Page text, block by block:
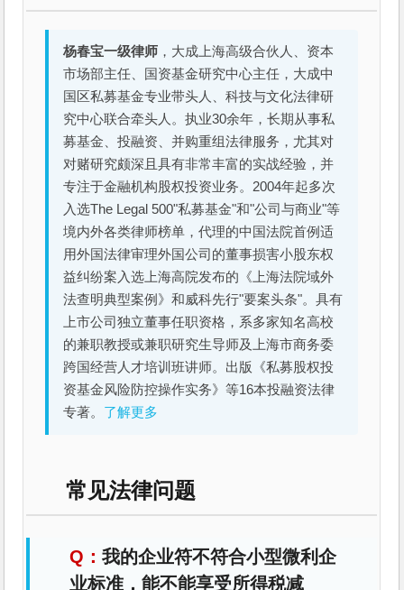
杨春宝一级律师 ，大成上海高级合伙人、资本
市场部主任、国资基金研究中心主任，大成中
国区私募基金专业带头人、科技与文化法律研
究中心联合牵头人。执业30余年，长期从事私
募基金、投融资、并购重组法律服务，尤其对
对赌研究颇深且具有非常丰富的实战经验，并
专注于金融机构股权投资业务。2004年起多次
入选The Legal 500"私募基金"和"公司与商业"等
境内外各类律师榜单，代理的中国法院首例适
用外国法律审理外国公司的董事损害小股东权
益纠纷案入选上海高院发布的《上海法院域外
法查明典型案例》和威科先行"要案头条"。具有
上市公司独立董事任职资格，系多家知名高校
的兼职教授或兼职研究生导师及上海市商务委
跨国经营人才培训班讲师。出版《私募股权投
资基金风险防控操作实务》等16本投融资法律
专著。 了解更多
常见法律问题
我的企业符不符合小型微利企
业标准，能不能享受所得税减